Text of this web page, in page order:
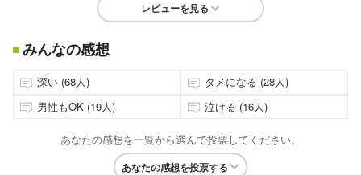
レビューを見る
みんなの感想
深い (68人)
タメになる (28人)
男性もOK (19人)
泣ける (16人)
あなたの感想を一覧から選んで投票してください。
あなたの感想を投票する